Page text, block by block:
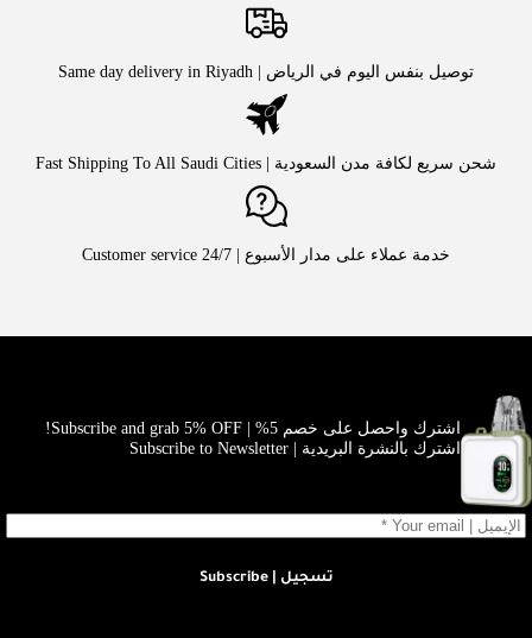
توصيل بنفس اليوم في الرياض | Same day delivery in Riyadh
شحن سريع لكافة مدن السعودية | Fast Shipping To All Saudi Cities
خدمة عملاء على مدار الأسبوع | Customer service 24/7
اشترك واحصل على خصم 5% | Subscribe and grab 5% OFF!
اشترك بالنشرة البريدية | Subscribe to Newsletter
تسجيل | Subscribe